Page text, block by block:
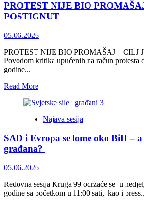
budućnost
Sarajeva
glavnog
grada
i
moderne
metropole
PROTEST NIJE BIO
POSTIGNUT
05.06.2026
PROTEST NIJE BIO PROMAŠAJ – CILJ
Povodom kritika upućenih na račun protesta
godine...
Read MoreRead
about
NIJE
PROMAŠAJ
–
CILJ
JE
POSTIGNUT
Najava sesija
SAD i Evropa se lome oko BiH – a
građana?
05.06.2026
Redovna sesija Kruga 99 održaće se u
godine sa početkom u 11:00 sati, kao i